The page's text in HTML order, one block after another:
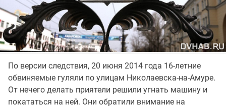
По версии следствия, 20 июня 2014 года 16-летние
обвиняемые гуляли по улицам Николаевска-на-Амуре.
От нечего делать приятели решили угнать машину и
покататься на ней. Они обратили внимание на